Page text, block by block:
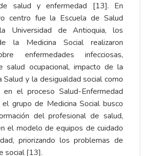
salud y enfermedad [13]. En
centro fue la Escuela de Salud
Universidad de Antioquia, los
la Medicina Social realizaron
enfermedades infecciosas,
salud ocupacional, impacto de la
Salud y la desigualdad social como
en el proceso Salud-Enfermedad
grupo de Medicina Social busco
del profesional de salud,
el modelo de equipos de cuidado
priorizando los problemas de
social [13].